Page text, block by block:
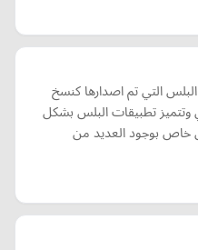
التي تم اصدارها كنسخ
تطبيقات البلس بشكل
خاص بوجود العديد من